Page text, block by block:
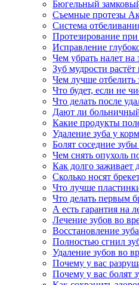
Бюгельный замковый
Съемные протезы
Система
Протезирование
Исправление
Чем убрать налет на
Зуб мудрости
Чем лучше отбелить
Что будет, если не
Что делать после
Дают ли
Какие продукты
Удаление зуба у
Болят соседние
Чем снять опухоль
Как долго заживает
Сколько носят
Что лучше
Что делать первым
А есть гарантия на
Лечение зубов во
Восстановление
Полностью сгнил
Удаление зубов во
Почему у вас
Почему у вас болят